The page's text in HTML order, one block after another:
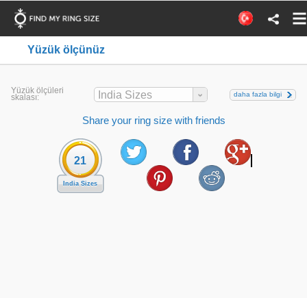
Yüzük ölçünüz
Yüzük ölçüleri
skalası: India Sizes daha fazla bilgi
Share your ring size with friends
21
India Sizes